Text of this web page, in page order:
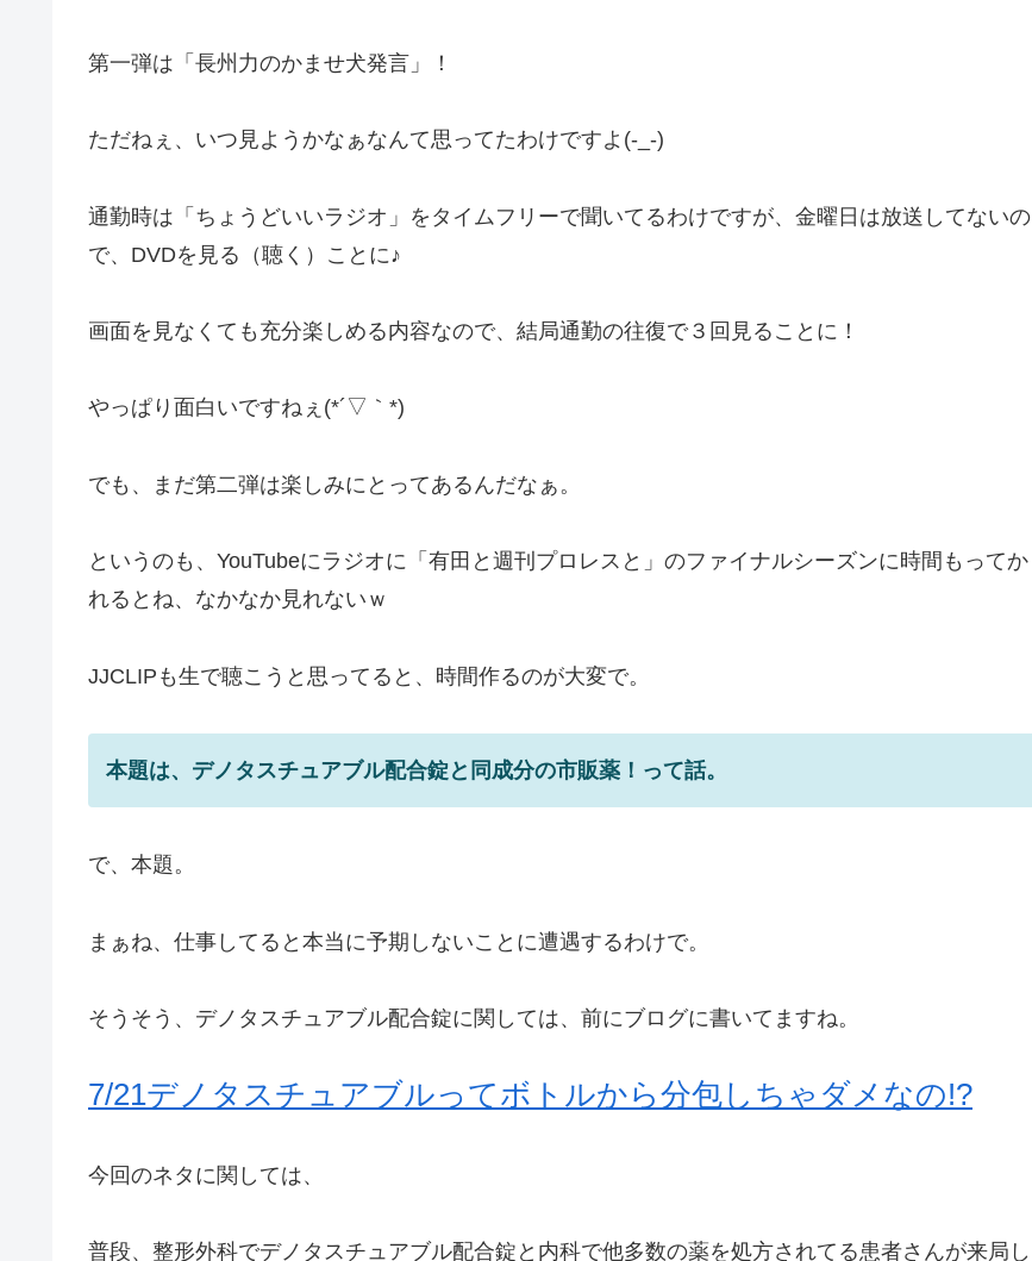
第一弾は「長州力のかませ犬発言」！
ただねぇ、いつ見ようかなぁなんて思ってたわけですよ(-_-)
通勤時は「ちょうどいいラジオ」をタイムフリーで聞いてるわけですが、金曜日は放送してないの
で、DVDを見る（聴く）ことに♪
画面を見なくても充分楽しめる内容なので、結局通勤の往復で３回見ることに！
やっぱり面白いですねぇ(*´▽｀*)
でも、まだ第二弾は楽しみにとってあるんだなぁ。
というのも、YouTubeにラジオに「有田と週刊プロレスと」のファイナルシーズンに時間もってか
れるとね、なかなか見れないｗ
JJCLIPも生で聴こうと思ってると、時間作るのが大変で。
本題は、デノタスチュアブル配合錠と同成分の市販薬！って話。
で、本題。
まぁね、仕事してると本当に予期しないことに遭遇するわけで。
そうそう、デノタスチュアブル配合錠に関しては、前にブログに書いてますね。
7/21デノタスチュアブルってボトルから分包しちゃダメなの!?
今回のネタに関しては、
普段、整形外科でデノタスチュアブル配合錠と内科で他多数の薬を処方されてる患者さんが来局し